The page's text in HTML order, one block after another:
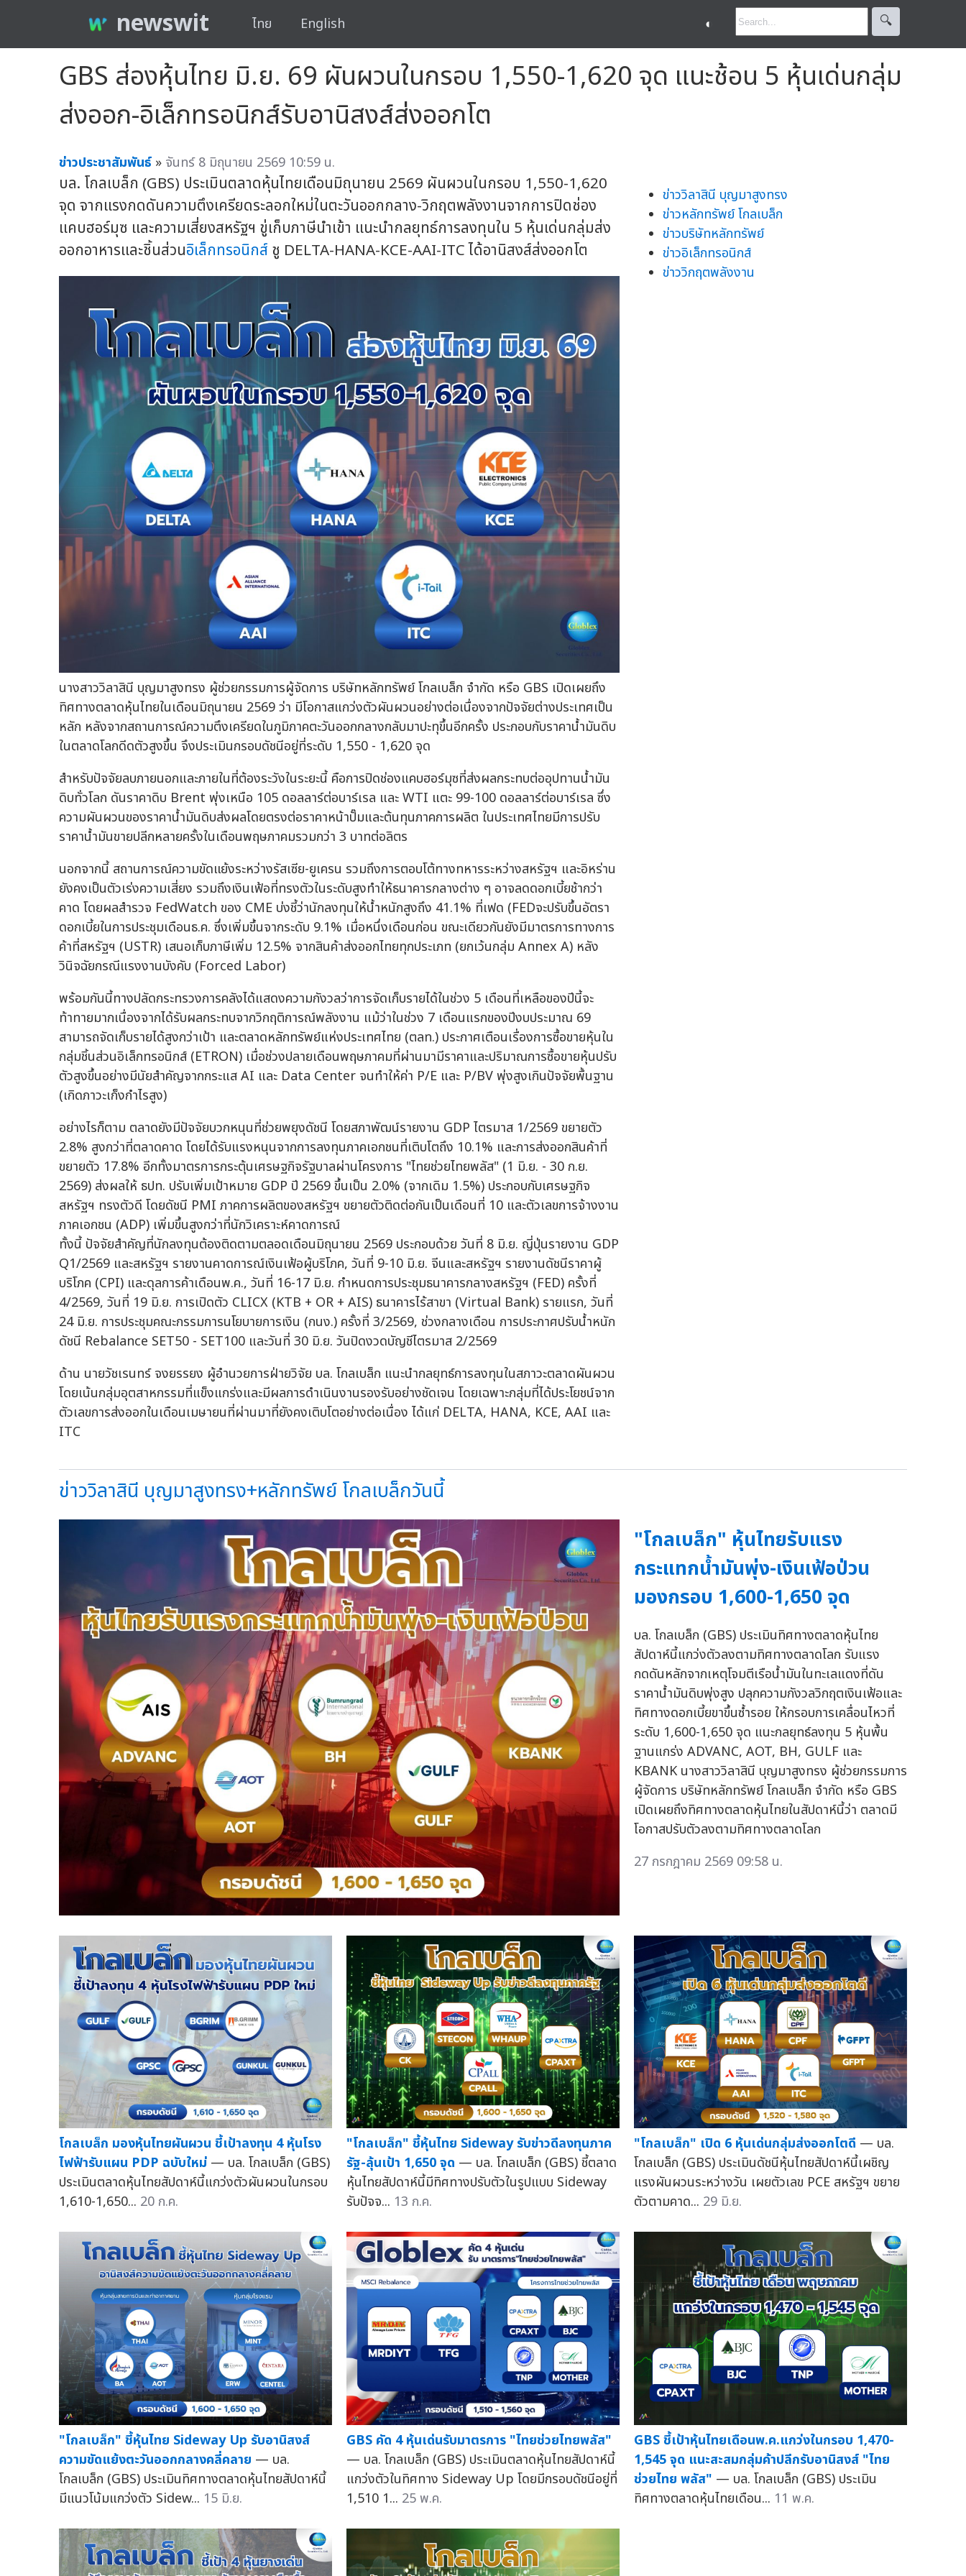
newswit ไทย English ◐ 🔍︎
GBS ส่องหุ้นไทย มิ.ย. 69 ผันผวนในกรอบ 1,550-1,620 จุด แนะช้อน 5 หุ้นเด่นกลุ่ม
ส่งออก-อิเล็กทรอนิกส์รับอานิสงส์ส่งออกโต
ข่าวประชาสัมพันธ์ » จันทร์ 8 มิถุนายน 2569 10:59 น.
บล. โกลเบล็ก (GBS) ประเมินตลาดหุ้นไทยเดือนมิถุนายน 2569 ผันผวนในกรอบ 1,550-1,620
จุด จากแรงกดดันความตึงเครียดระลอกใหม่ในตะวันออกกลาง-วิกฤตพลังงานจากการปิดช่อง
แคบฮอร์มุซ และความเสี่ยงสหรัฐฯ ขู่เก็บภาษีนำเข้า แนะนำกลยุทธ์การลงทุนใน 5 หุ้นเด่นกลุ่มส่ง
ออกอาหารและชิ้นส่วนอิเล็กทรอนิกส์ ชู DELTA-HANA-KCE-AAI-ITC ได้อานิสงส์ส่งออกโต
นางสาววิลาสินี บุญมาสูงทรง ผู้ช่วยกรรมการผู้จัดการ บริษัทหลักทรัพย์ โกลเบล็ก จำกัด หรือ GBS เปิดเผยถึง
ทิศทางตลาดหุ้นไทยในเดือนมิถุนายน 2569 ว่า มีโอกาสแกว่งตัวผันผวนอย่างต่อเนื่องจากปัจจัยต่างประเทศเป็น
หลัก หลังจากสถานการณ์ความตึงเครียดในภูมิภาคตะวันออกกลางกลับมาปะทุขึ้นอีกครั้ง ประกอบกับราคาน้ำมันดิบ
ในตลาดโลกดีดตัวสูงขึ้น จึงประเมินกรอบดัชนีอยู่ที่ระดับ 1,550 - 1,620 จุด
สำหรับปัจจัยลบภายนอกและภายในที่ต้องระวังในระยะนี้ คือการปิดช่องแคบฮอร์มุซที่ส่งผลกระทบต่ออุปทานน้ำมัน
ดิบทั่วโลก ดันราคาดิบ Brent พุ่งเหนือ 105 ดอลลาร์ต่อบาร์เรล และ WTI แตะ 99-100 ดอลลาร์ต่อบาร์เรล ซึ่ง
ความผันผวนของราคาน้ำมันดิบส่งผลโดยตรงต่อราคาหน้าปั๊มและต้นทุนภาคการผลิต ในประเทศไทยมีการปรับ
ราคาน้ำมันขายปลีกหลายครั้งในเดือนพฤษภาคมรวมกว่า 3 บาทต่อลิตร
นอกจากนี้ สถานการณ์ความขัดแย้งระหว่างรัสเซีย-ยูเครน รวมถึงการตอบโต้ทางทหารระหว่างสหรัฐฯ และอิหร่าน
ยังคงเป็นตัวเร่งความเสี่ยง รวมถึงเงินเฟ้อที่ทรงตัวในระดับสูงทำให้ธนาคารกลางต่าง ๆ อาจลดดอกเบี้ยช้ากว่า
คาด โดยผลสำรวจ FedWatch ของ CME บ่งชี้ว่านักลงทุนให้น้ำหนักสูงถึง 41.1% ที่เฟด (FEDจะปรับขึ้นอัตรา
ดอกเบี้ยในการประชุมเดือนธ.ค. ซึ่งเพิ่มขึ้นจากระดับ 9.1% เมื่อหนึ่งเดือนก่อน ขณะเดียวกันยังมีมาตรการทางการ
ค้าที่สหรัฐฯ (USTR) เสนอเก็บภาษีเพิ่ม 12.5% จากสินค้าส่งออกไทยทุกประเภท (ยกเว้นกลุ่ม Annex A) หลัง
วินิจฉัยกรณีแรงงานบังคับ (Forced Labor)
พร้อมกันนี้ทางปลัดกระทรวงการคลังได้แสดงความกังวลว่าการจัดเก็บรายได้ในช่วง 5 เดือนที่เหลือของปีนี้จะ
ท้าทายมากเนื่องจากได้รับผลกระทบจากวิกฤติการณ์พลังงาน แม้ว่าในช่วง 7 เดือนแรกของปีงบประมาณ 69
สามารถจัดเก็บรายได้สูงกว่าเป้า และตลาดหลักทรัพย์แห่งประเทศไทย (ตลท.) ประกาศเตือนเรื่องการซื้อขายหุ้นใน
กลุ่มชิ้นส่วนอิเล็กทรอนิกส์ (ETRON) เมื่อช่วงปลายเดือนพฤษภาคมที่ผ่านมามีราคาและปริมาณการซื้อขายหุ้นปรับ
ตัวสูงขึ้นอย่างมีนัยสำคัญจากกระแส AI และ Data Center จนทำให้ค่า P/E และ P/BV พุ่งสูงเกินปัจจัยพื้นฐาน
(เกิดภาวะเก็งกำไรสูง)
อย่างไรก็ตาม ตลาดยังมีปัจจัยบวกหนุนที่ช่วยพยุงดัชนี โดยสภาพัฒน์รายงาน GDP ไตรมาส 1/2569 ขยายตัว
2.8% สูงกว่าที่ตลาดคาด โดยได้รับแรงหนุนจากการลงทุนภาคเอกชนที่เติบโตถึง 10.1% และการส่งออกสินค้าที่
ขยายตัว 17.8% อีกทั้งมาตรการกระตุ้นเศรษฐกิจรัฐบาลผ่านโครงการ "ไทยช่วยไทยพลัส" (1 มิ.ย. - 30 ก.ย.
2569) ส่งผลให้ ธปท. ปรับเพิ่มเป้าหมาย GDP ปี 2569 ขึ้นเป็น 2.0% (จากเดิม 1.5%) ประกอบกับเศรษฐกิจ
สหรัฐฯ ทรงตัวดี โดยดัชนี PMI ภาคการผลิตของสหรัฐฯ ขยายตัวติดต่อกันเป็นเดือนที่ 10 และตัวเลขการจ้างงาน
ภาคเอกชน (ADP) เพิ่มขึ้นสูงกว่าที่นักวิเคราะห์คาดการณ์
ทั้งนี้ ปัจจัยสำคัญที่นักลงทุนต้องติดตามตลอดเดือนมิถุนายน 2569 ประกอบด้วย วันที่ 8 มิ.ย. ญี่ปุ่นรายงาน GDP
Q1/2569 และสหรัฐฯ รายงานคาดการณ์เงินเฟ้อผู้บริโภค, วันที่ 9-10 มิ.ย. จีนและสหรัฐฯ รายงานดัชนีราคาผู้
บริโภค (CPI) และดุลการค้าเดือนพ.ค., วันที่ 16-17 มิ.ย. กำหนดการประชุมธนาคารกลางสหรัฐฯ (FED) ครั้งที่
4/2569, วันที่ 19 มิ.ย. การเปิดตัว CLICX (KTB + OR + AIS) ธนาคารไร้สาขา (Virtual Bank) รายแรก, วันที่
24 มิ.ย. การประชุมคณะกรรมการนโยบายการเงิน (กนง.) ครั้งที่ 3/2569, ช่วงกลางเดือน การประกาศปรับน้ำหนัก
ดัชนี Rebalance SET50 - SET100 และวันที่ 30 มิ.ย. วันปิดงวดบัญชีไตรมาส 2/2569
ด้าน นายวัชเรนทร์ จงยรรยง ผู้อำนวยการฝ่ายวิจัย บล. โกลเบล็ก แนะนำกลยุทธ์การลงทุนในสภาวะตลาดผันผวน
โดยเน้นกลุ่มอุตสาหกรรมที่แข็งแกร่งและมีผลการดำเนินงานรองรับอย่างชัดเจน โดยเฉพาะกลุ่มที่ได้ประโยชน์จาก
ตัวเลขการส่งออกในเดือนเมษายนที่ผ่านมาที่ยังคงเติบโตอย่างต่อเนื่อง ได้แก่ DELTA, HANA, KCE, AAI และ
ITC
ข่าววิลาสินี บุญมาสูงทรง
ข่าวหลักทรัพย์ โกลเบล็ก
ข่าวบริษัทหลักทรัพย์
ข่าวอิเล็กทรอนิกส์
ข่าววิกฤตพลังงาน
ข่าววิลาสินี บุญมาสูงทรง+หลักทรัพย์ โกลเบล็กวันนี้
"โกลเบล็ก" หุ้นไทยรับแรง
กระแทกน้ำมันพุ่ง-เงินเฟ้อป่วน
มองกรอบ 1,600-1,650 จุด
บล. โกลเบล็ก (GBS) ประเมินทิศทางตลาดหุ้นไทย
สัปดาห์นี้แกว่งตัวลงตามทิศทางตลาดโลก รับแรง
กดดันหลักจากเหตุโจมตีเรือน้ำมันในทะเลแดงที่ดัน
ราคาน้ำมันดิบพุ่งสูง ปลุกความกังวลวิกฤตเงินเฟ้อและ
ทิศทางดอกเบี้ยขาขึ้นซ้ำรอย ให้กรอบการเคลื่อนไหวที่
ระดับ 1,600-1,650 จุด แนะกลยุทธ์ลงทุน 5 หุ้นพื้น
ฐานแกร่ง ADVANC, AOT, BH, GULF และ
KBANK นางสาววิลาสินี บุญมาสูงทรง ผู้ช่วยกรรมการ
ผู้จัดการ บริษัทหลักทรัพย์ โกลเบล็ก จำกัด หรือ GBS
เปิดเผยถึงทิศทางตลาดหุ้นไทยในสัปดาห์นี้ว่า ตลาดมี
โอกาสปรับตัวลงตามทิศทางตลาดโลก
27 กรกฎาคม 2569 09:58 น.
โกลเบล็ก มองหุ้นไทยผันผวน ชี้เป้าลงทุน 4 หุ้นโรง
ไฟฟ้ารับแผน PDP ฉบับใหม่ — บล. โกลเบล็ก (GBS)
ประเมินตลาดหุ้นไทยสัปดาห์นี้แกว่งตัวผันผวนในกรอบ
1,610-1,650... 20 ก.ค.
"โกลเบล็ก" ชี้หุ้นไทย Sideway รับข่าวดีลงทุนภาค
รัฐ-ลุ้นเป้า 1,650 จุด — บล. โกลเบล็ก (GBS) ชี้ตลาด
หุ้นไทยสัปดาห์นี้มีทิศทางปรับตัวในรูปแบบ Sideway
รับปัจจ... 13 ก.ค.
"โกลเบล็ก" เปิด 6 หุ้นเด่นกลุ่มส่งออกโตดี — บล.
โกลเบล็ก (GBS) ประเมินดัชนีหุ้นไทยสัปดาห์นี้เผชิญ
แรงผันผวนระหว่างวัน เผยตัวเลข PCE สหรัฐฯ ขยาย
ตัวตามคาด... 29 มิ.ย.
"โกลเบล็ก" ชี้หุ้นไทย Sideway Up รับอานิสงส์
ความขัดแย้งตะวันออกกลางคลี่คลาย — บล.
โกลเบล็ก (GBS) ประเมินทิศทางตลาดหุ้นไทยสัปดาห์นี้
มีแนวโน้มแกว่งตัว Sidew... 15 มิ.ย.
GBS คัด 4 หุ้นเด่นรับมาตรการ "ไทยช่วยไทยพลัส"
— บล. โกลเบล็ก (GBS) ประเมินตลาดหุ้นไทยสัปดาห์นี้
แกว่งตัวในทิศทาง Sideway Up โดยมีกรอบดัชนีอยู่ที่
1,510 1... 25 พ.ค.
GBS ชี้เป้าหุ้นไทยเดือนพ.ค.แกว่งในกรอบ 1,470-
1,545 จุด แนะสะสมกลุ่มค้าปลีกรับอานิสงส์ "ไทย
ช่วยไทย พลัส" — บล. โกลเบล็ก (GBS) ประเมิน
ทิศทางตลาดหุ้นไทยเดือน... 11 พ.ค.